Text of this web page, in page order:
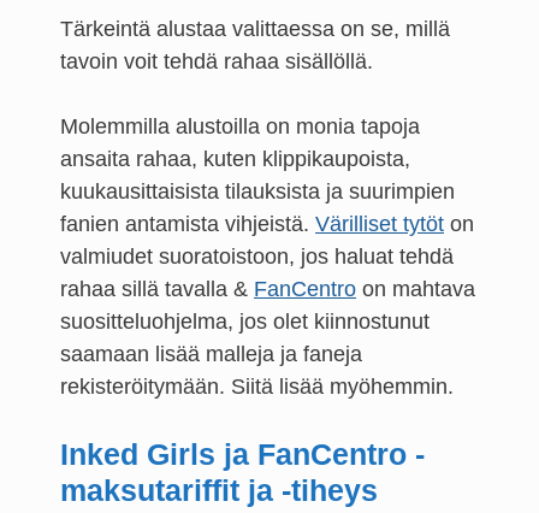
Tärkeintä alustaa valittaessa on se, millä
tavoin voit tehdä rahaa sisällöllä.
Molemmilla alustoilla on monia tapoja
ansaita rahaa, kuten klippikaupoista,
kuukausittaisista tilauksista ja suurimpien
fanien antamista vihjeistä. Värilliset tytöt on
valmiudet suoratoistoon, jos haluat tehdä
rahaa sillä tavalla & FanCentro on mahtava
suositteluohjelma, jos olet kiinnostunut
saamaan lisää malleja ja faneja
rekisteröitymään. Siitä lisää myöhemmin.
Inked Girls ja FanCentro -
maksutariffit ja -tiheys